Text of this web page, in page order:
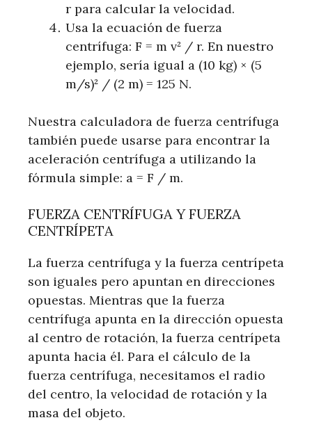
r para calcular la velocidad.
Usa la ecuación de fuerza
centrífuga: F = m v² / r. En nuestro
ejemplo, sería igual a (10 kg) × (5
m/s)² / (2 m) = 125 N.
Nuestra calculadora de fuerza centrífuga
también puede usarse para encontrar la
aceleración centrífuga a utilizando la
fórmula simple: a = F / m.
FUERZA CENTRÍFUGA Y FUERZA
CENTRÍPETA
La fuerza centrífuga y la fuerza centrípeta
son iguales pero apuntan en direcciones
opuestas. Mientras que la fuerza
centrífuga apunta en la dirección opuesta
al centro de rotación, la fuerza centrípeta
apunta hacia él. Para el cálculo de la
fuerza centrífuga, necesitamos el radio
del centro, la velocidad de rotación y la
masa del objeto.